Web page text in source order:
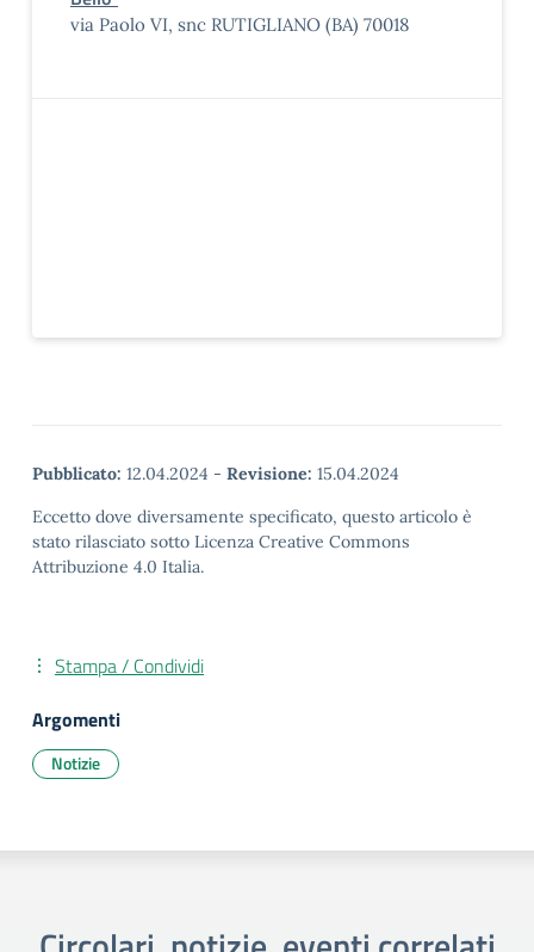
via Paolo VI, snc RUTIGLIANO (BA) 70018
Pubblicato: 12.04.2024 - Revisione: 15.04.2024
Eccetto dove diversamente specificato, questo articolo è
stato rilasciato sotto Licenza Creative Commons
Attribuzione 4.0 Italia.
Stampa / Condividi
Argomenti
Notizie